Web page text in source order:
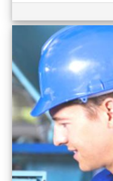
entscheidenden